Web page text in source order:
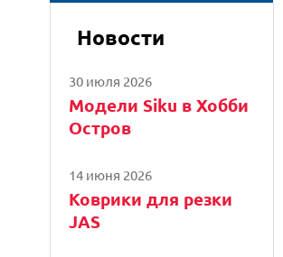
Новости
30 июля 2026
Модели Siku в Хобби
Остров
14 июня 2026
Коврики для резки
JAS